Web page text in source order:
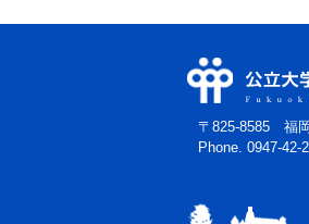
〒825-8585 福
Phone. 0947-42-